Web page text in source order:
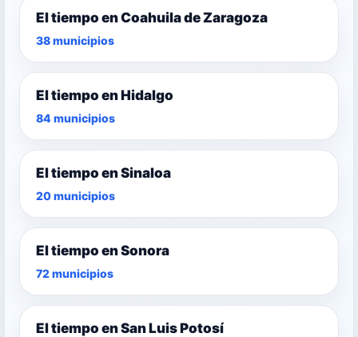
El tiempo en Coahuila de Zaragoza
38 municipios
El tiempo en Hidalgo
84 municipios
El tiempo en Sinaloa
20 municipios
El tiempo en Sonora
72 municipios
El tiempo en San Luis Potosí